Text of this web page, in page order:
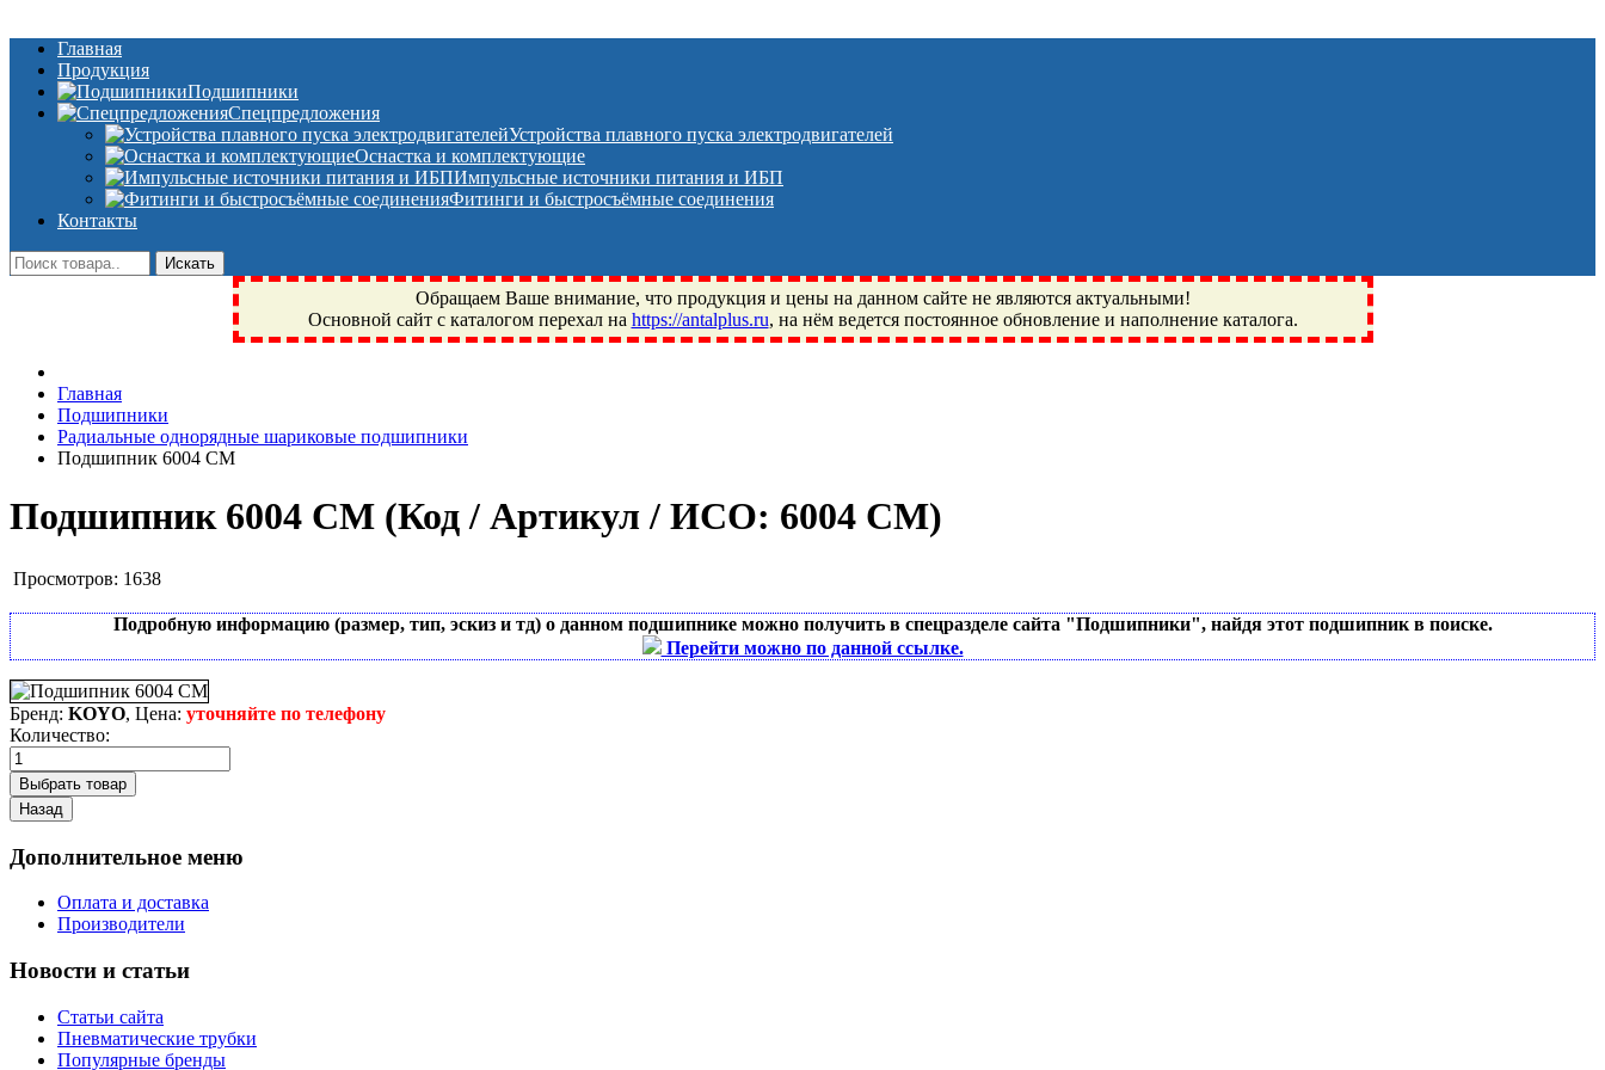
Главная
Продукция
Подшипники
Спецпредложения
Устройства плавного пуска электродвигателей
Оснастка и комплектующие
Импульсные источники питания и ИБП
Фитинги и быстросъёмные соединения
Контакты
Обращаем Ваше внимание, что продукция и цены на данном сайте не являются актуальными!
Основной сайт с каталогом перехал на https://antalplus.ru, на нём ведется постоянное обновление и наполнение каталога.
Фрязино, Антал+, плюс, Свердловский, Загорянский, Юбилейный, Щелково, Москва, Пушкино, Королёв, Балашиха, Фряново, Монино, Ивантеевка, подшипники, пневматика, метизы,
техника, сварочные аппараты, NIS, NSK, JED, KPT, NXZ, ГПЗ, Neutral, WHX, ZWZ, CRAFT, СПЗ-4, NECTECH, KG, LQY, DPI, BSN, SPZ, РФ, BMZ, ХАРП, CX, РОЛТОМ, APZ, FBJ, KYK,
NTN, SKF, купить, заказать
Главная
Подшипники
Радиальные однорядные шариковые подшипники
Подшипник 6004 CM
Подшипник 6004 CM (Код / Артикул / ИСО: 6004 CM)
Просмотров: 1638
Подробную информацию (размер, тип, эскиз и тд) о данном подшипнике можно получить в спецразделе сайта "Подшипники", найдя этот подшипник в поиске.
Перейти можно по данной ссылке.
Бренд: KOYO, Цена: уточняйте по телефону
Количество:
Дополнительное меню
Оплата и доставка
Производители
Новости и статьи
Статьи сайта
Пневматические трубки
Популярные бренды